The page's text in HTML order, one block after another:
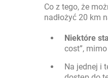
Co z tego, że
nadłożyć 20 km
Niektóre
cost”,
Na jednej i